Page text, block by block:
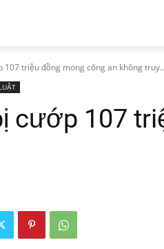
107 triệu đồng mong công an không
cướp 107